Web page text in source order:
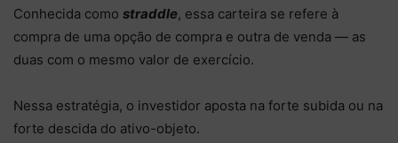
Conhecida como straddle, essa carteira se refere à
compra de uma opção de compra e outra de venda — as
duas com o mesmo valor de exercício.
Nessa estratégia, o investidor aposta na forte subida ou na
forte descida do ativo-objeto.